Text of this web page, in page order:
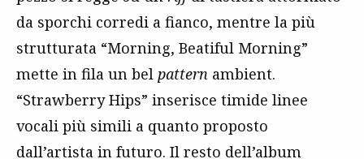
da sporchi corredi a fianco, mentre la più
strutturata “Morning, Beatiful Morning”
mette in fila un bel pattern ambient.
“Strawberry Hips” inserisce timide linee
vocali più simili a quanto proposto
dall’artista in futuro. Il resto dell’album